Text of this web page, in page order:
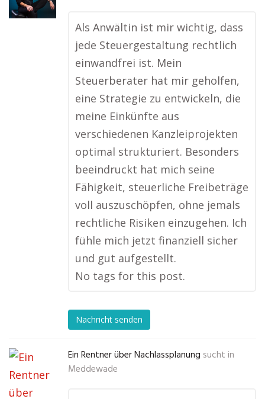
Als Anwältin ist mir wichtig, dass
jede Steuergestaltung rechtlich
einwandfrei ist. Mein
Steuerberater hat mir geholfen,
eine Strategie zu entwickeln, die
meine Einkünfte aus
verschiedenen Kanzleiprojekten
optimal strukturiert. Besonders
beeindruckt hat mich seine
Fähigkeit, steuerliche Freibeträge
voll auszuschöpfen, ohne jemals
rechtliche Risiken einzugehen. Ich
fühle mich jetzt finanziell sicher
und gut aufgestellt.
No tags for this post.
Nachricht senden
Ein Rentner über Nachlassplanung sucht in
Meddewade